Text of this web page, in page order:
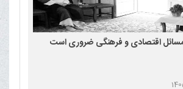
اقتصادی و فرهنگی ضروری است